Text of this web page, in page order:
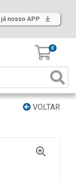
já nosso APP
0
VOLTAR